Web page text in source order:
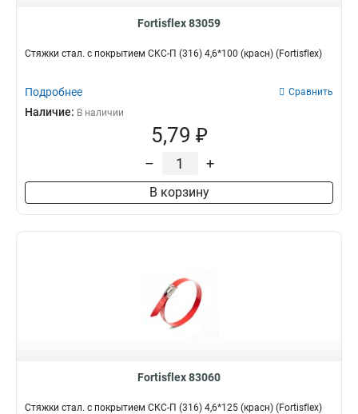
Fortisflex 83059
Стяжки стал. с покрытием СКС-П (316) 4,6*100 (красн) (Fortisflex)
Подробнее Сравнить
Наличие: В наличии
5,79 ₽
– +
В корзину
Fortisflex 83060
Стяжки стал. с покрытием СКС-П (316) 4,6*125 (красн) (Fortisflex)